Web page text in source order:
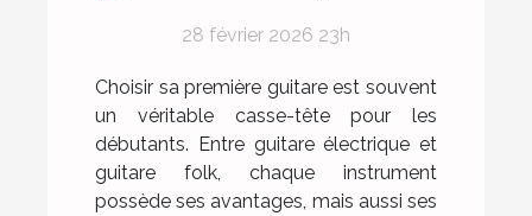
28 février 2026 23h
Choisir sa première guitare est souvent
un véritable casse-tête pour les
débutants. Entre guitare électrique et
guitare folk, chaque instrument
possède ses avantages, mais aussi ses